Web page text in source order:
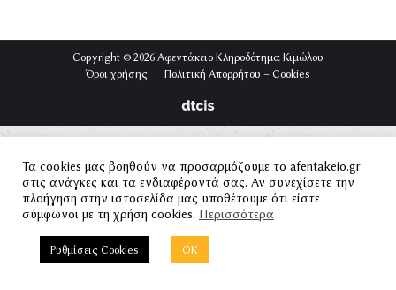
Copyright © 2026 Αφεντάκειο Κληροδότημα Κιμώλου
Όροι χρήσης
Πολιτική Απορρήτου – Cookies
Τα cookies μας βοηθούν να προσαρμόζουμε το afentakeio.gr
στις ανάγκες και τα ενδιαφέροντά σας. Αν συνεχίσετε την
πλοήγηση στην ιστοσελίδα μας υποθέτουμε ότι είστε
σύμφωνοι με τη χρήση cookies. Περισσότερα
Ρυθμίσεις Cookies OK